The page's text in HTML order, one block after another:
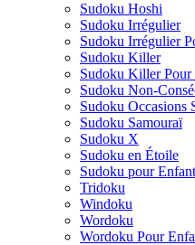
Sudoku Hoshi
Sudoku Irrégulier
Sudoku Irrégulier
Sudoku Killer
Sudoku Killer Pour
Sudoku Non-
Sudoku Occasions
Sudoku Samouraï
Sudoku X
Sudoku en Étoile
Sudoku pour
Tridoku
Windoku
Wordoku
Wordoku Pour